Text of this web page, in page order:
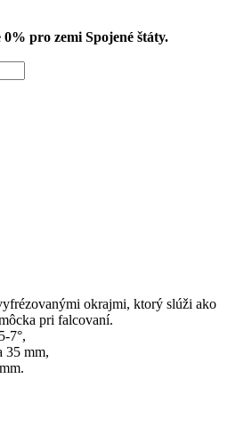
pro zemi Spojené štáty.
okrajmi, ktorý slúži ako
pri falcovaní.
7°,
35 mm,